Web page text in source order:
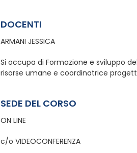
DOCENTI
ARMANI JESSICA
Si occupa di Formazione e sviluppo
risorse umane e coordinatrice
SEDE DEL CORSO
ON LINE
c/o VIDEOCONFERENZA